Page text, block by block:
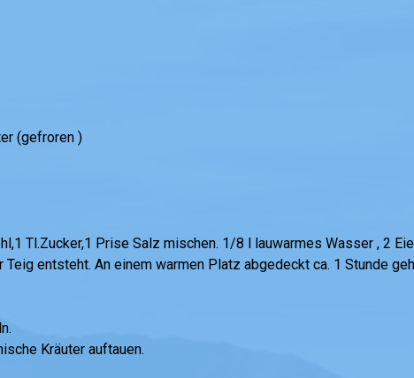
(gefroren )
Tl.Zucker,1 Prise Salz mischen. 1/8 l lauwarmes Wasser , 2
entsteht. An einem warmen Platz abgedeckt ca. 1 Stunde
Kräuter auftauen.